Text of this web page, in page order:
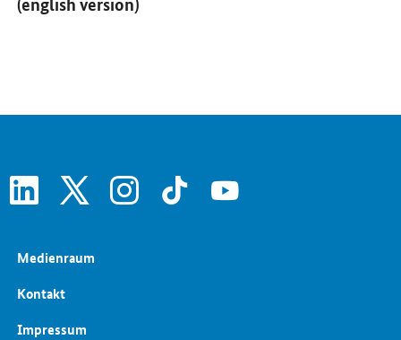
linkedin instagram tiktok youtube
Medienraum
Kontakt
Impressum